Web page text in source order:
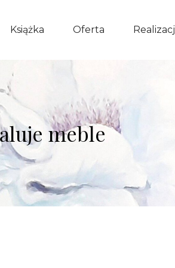
Książka Oferta
meble